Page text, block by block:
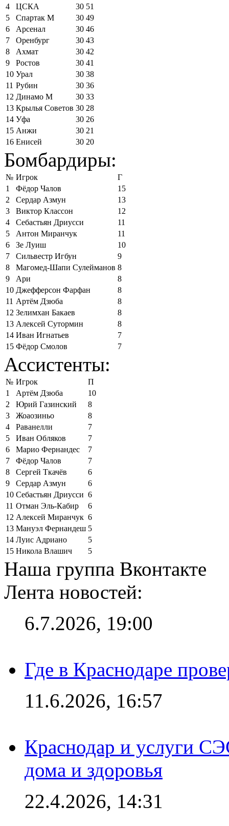
4
ЦСКА 30 51
5
Спартак М 30 49
6
Арсенал 30 46
7
Оренбург 30 43
8
Ахмат 30 42
9
Ростов 30 41
10 Урал 30 38
11 Рубин 30 36
12 Динамо М 30 33
13 Крылья Советов 30 28
14 Уфа 30 26
15 Анжи 30 21
16 Енисей 30 20
Бомбардиры:
№ Игрок
Г
1
Фёдор Чалов
15
2
Сердар Азмун
13
3
Виктор Классон
12
4
Себастьян Дриусси
11
5
Антон Миранчук
11
6
Зе Луиш
10
7
Сильвестр Игбун
9
8
Магомед-Шапи Сулейманов 8
9
Ари
8
10 Джефферсон Фарфан
8
11 Артём Дзюба
8
12 Зелимхан Бакаев
8
13 Алексей Сутормин
8
14 Иван Игнатьев
7
15 Фёдор Смолов 7
Ассистенты:
№ Игрок
П
1
Артём Дзюба
10
2
Юрий Газинский
8
3
Жоаозиньо
8
4
Раванелли
7
5
Иван Обляков
7
6
Марио Фернандес
7
7
Фёдор Чалов
7
8
Сергей Ткачёв
6
9
Сердар Азмун
6
10 Себастьян Дриусси 6
11 Отман Эль-Кабир
6
12 Алексей Миранчук 6
13 Мануэл Фернандеш 5
14 Луис Адриано
5
15 Никола Влашич 5
Наша группа Вконтакте
Лента новостей:
6.7.2026, 19:00
Где в Краснодаре
11.6.2026, 16:57
Краснодар и услуги
дома и здоровья
22.4.2026, 14:31